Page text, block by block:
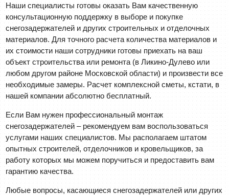
Наши специалисты готовы оказать Вам качественную
консультационную поддержку в выборе и покупке
снегозадержателей и других строительных и отделочных
материалов. Для точного расчета количества материалов и
их стоимости наши сотрудники готовы приехать на ваш
объект строительства или ремонта (в Ликино-Дулево или
любом другом районе Московской области) и произвести все
необходимые замеры. Расчет комплексной сметы, кстати, в
нашей компании абсолютно бесплатный.
Если Вам нужен профессиональный монтаж
снегозадержателей – рекомендуем вам воспользоваться
услугами наших специалистов. Мы располагаем штатом
опытных строителей, отделочников и кровельщиков, за
работу которых мы можем поручиться и предоставить вам
гарантию качества.
Любые вопросы, касающиеся снегозадержателей или других